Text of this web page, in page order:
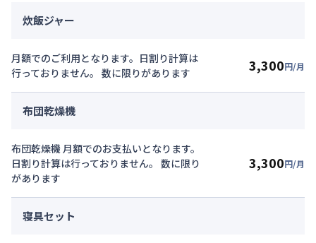
炊飯ジャー
月額でのご利用となります。日割り計算は
行っておりません。 数に限りがあります
3,300円/月
布団乾燥機
布団乾燥機 月額でのお支払いとなります。
日割り計算は行っておりません。 数に限り
があります
3,300円/月
寝具セット